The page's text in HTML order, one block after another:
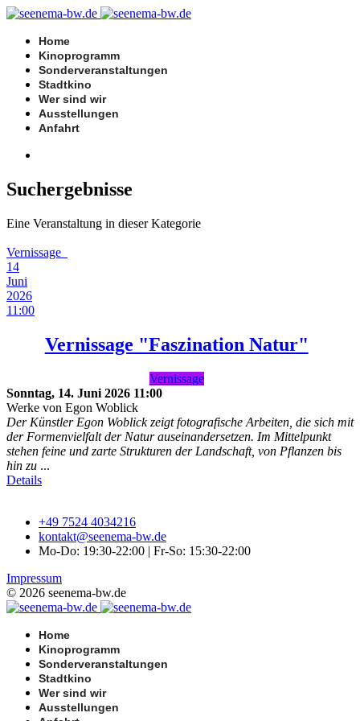
Home
Kinoprogramm
Sonderveranstaltungen
Stadtkino
Wer sind wir
Ausstellungen
Anfahrt
Suchergebnisse
Eine Veranstaltung in dieser Kategorie
Vernissage
14
Juni
2026
11:00
Vernissage "Faszination Natur"
Vernissage
Sonntag, 14. Juni 2026 11:00
Werke von Egon Woblick
Der Künstler Egon Woblick zeigt fotografische Arbeiten, die sich mit
der Formenvielfalt der Natur auseinandersetzen. Im Mittelpunkt
stehen feine und zarte Strukturen der Landschaft, von Pflanzen bis
hin zu ...
Details
+49 7524 4034216
kontakt@seenema-bw.de
Mo-Do: 19:30-22:00 | Fr-So: 15:30-22:00
Impressum
© 2026 seenema-bw.de
Home
Kinoprogramm
Sonderveranstaltungen
Stadtkino
Wer sind wir
Ausstellungen